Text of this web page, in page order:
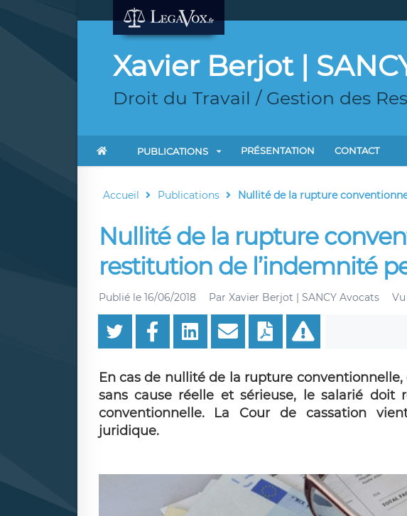
Xavier Berjot |
Droit du Travail / Gestion des
PUBLICATIONS PRÉSENTATION CONTACT
Accueil Publications Nullité de la rupture
Nullité de la rupture
restitution de l’indemnité
Publié le 16/06/2018 Par Xavier Berjot | SANCY Avocats Vu
En cas de nullité de la rupture
sans cause réelle et sérieuse, le salarié doit
conventionnelle. La Cour de cassation
juridique.